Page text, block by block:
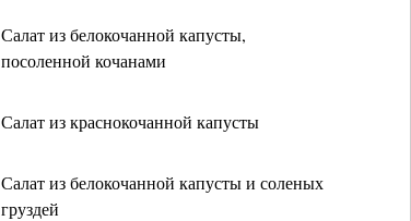
Салат из белокочанной капусты,
посоленной кочанами
Салат из краснокочанной капусты
Салат из белокочанной капусты и соленых
груздей